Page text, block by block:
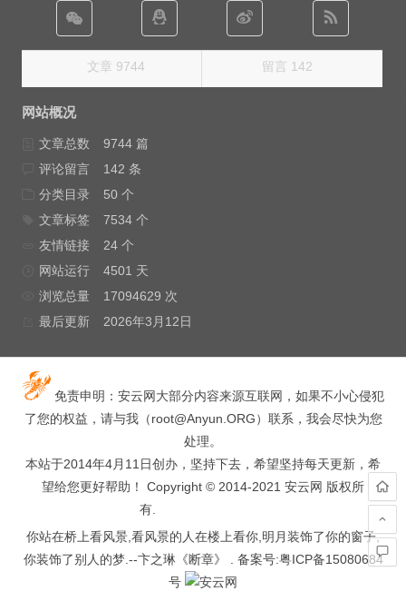
文章 9744 留言 142
网站概况
文章总数
9744 篇
评论留言
142 条
分类目录
50 个
文章标签
7534 个
友情链接
24 个
网站运行
4501 天
浏览总量
17094629 次
最后更新
2026年3月12日
免责申明：安云网大部分内容来源互联网，如果不小心侵犯
了您的权益，请与我（root@Anyun.ORG）联系，我会尽快为您
处理。
本站于2014年4月11日创办，坚持下去，希望坚持每天更新，希
望给您更好帮助！ Copyright © 2014-2021 安云网 版权所
有.
你站在桥上看风景,看风景的人在楼上看你,明月装饰了你的窗子,
你装饰了别人的梦.--卞之琳《断章》 . 备案号:粤ICP备15080684
号